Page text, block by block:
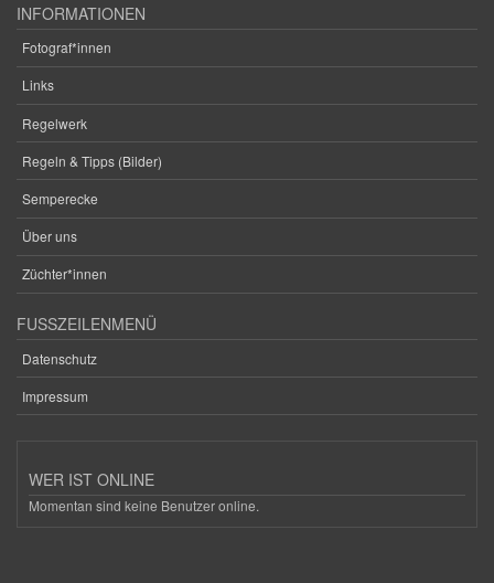
INFORMATIONEN
Fotograf*innen
Links
Regelwerk
Regeln & Tipps (Bilder)
Semperecke
Über uns
Züchter*innen
FUSSZEILENMENÜ
Datenschutz
Impressum
WER IST ONLINE
Momentan sind keine Benutzer online.